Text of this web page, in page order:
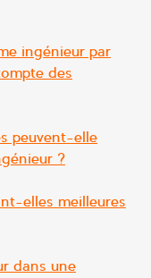
ingénieur par
des
peuvent-elle
?
elles meilleures
dans une